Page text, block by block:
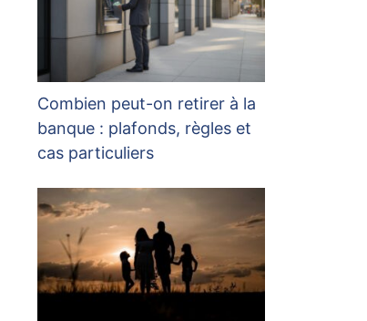
Combien peut-on retirer à la
banque : plafonds, règles et
cas particuliers